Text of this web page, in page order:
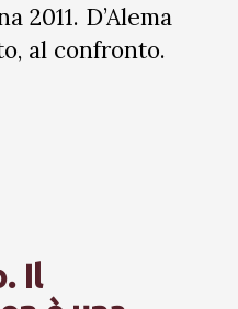
2011. D’Alema
al confronto.
Il